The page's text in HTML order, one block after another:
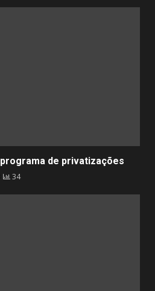
de privatizações
34